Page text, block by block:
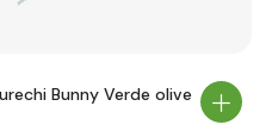
Bunny Verde olive